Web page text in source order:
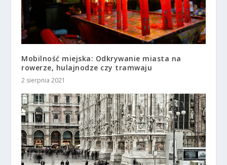
Mobilność miejska: Odkrywanie miasta na
rowerze, hulajnodze czy tramwaju
2 sierpnia 2021